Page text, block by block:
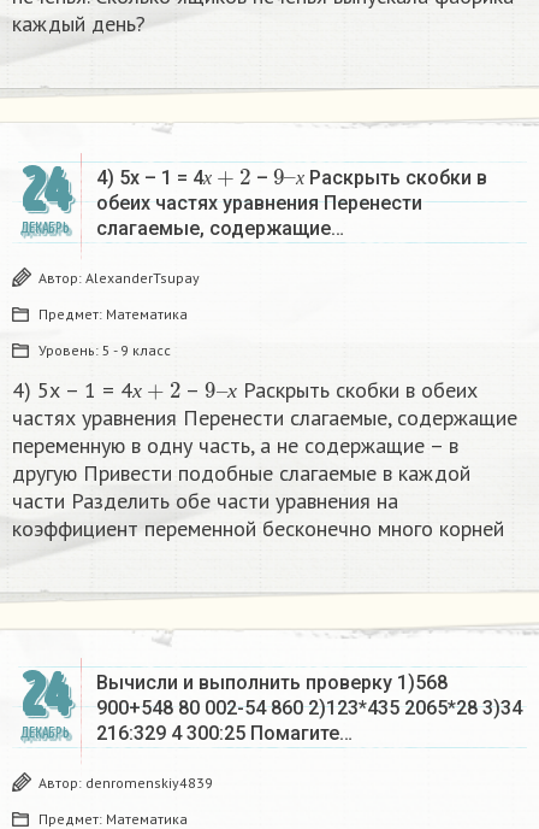
каждый день?
24
ДЕКАБРЬ
4) 5х – 1 = 4х
х+2
– х
9–
х
Раскрыть скобки в
обеих частях уравнения Перенести
слагаемые, содержащие…
Автор: AlexanderTsupay
Предмет: Математика
Уровень: 5 - 9 класс
4) 5х – 1 = 4х – х
9
х
Раскрыть скобки в обеих
частях уравнения Перенести слагаемые, содержащие
переменную в одну часть, а не содержащие – в
другую Привести подобные слагаемые в каждой
части Разделить обе части уравнения на
коэффициент переменной бесконечно много корней​
24
ДЕКАБРЬ
Вычисли и выполнить проверку 1)568
900+548 80 002-54 860 2)123*435 2065*28 3)34
216:329 4 300:25 Помагите…
Автор: denromenskiy4839
Предмет: Математика